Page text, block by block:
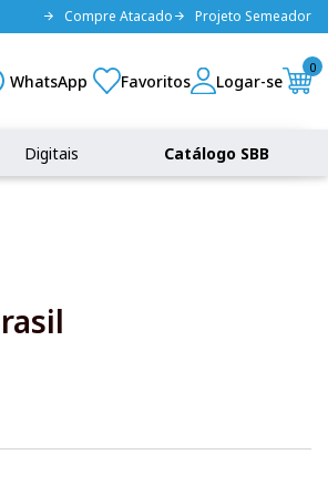
Compre Atacado Projeto Semeador
0
Digitais Catálogo SBB